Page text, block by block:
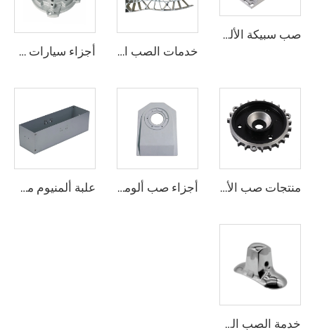
صب سبيكة الألمنيوم المخصص، أجزاء الألمنيوم المصهورة حسب الطلب
خدمات الصب الدقيقة للبرونز والبرونز والنحاس والألمنيوم بواسطة الصب بفقدان الشمع
أجزاء سيارات مخصصة وفق الطلب OEM من صب الألمنيوم، أجزاء احتياطية تلقائية من سبيكة الألمنيوم
منتجات صب الألمنيوم بدقة عالية من مصنع OEM قطع التروس أجزاء صب ألومنيوم A356 مخصصة، صب سبائك الألومنيوم المخصصة علبة ألمنيوم مخصصة، علبة تشكيل ولحام من الألمنيوم المعدني